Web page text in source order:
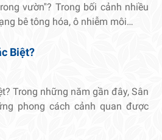
vườn''? Trong bối cảnh nhiều
bê tông hóa, ô nhiễm môi…
Biệt?
Trong những năm gần đây, Sân
phong cách cảnh quan được